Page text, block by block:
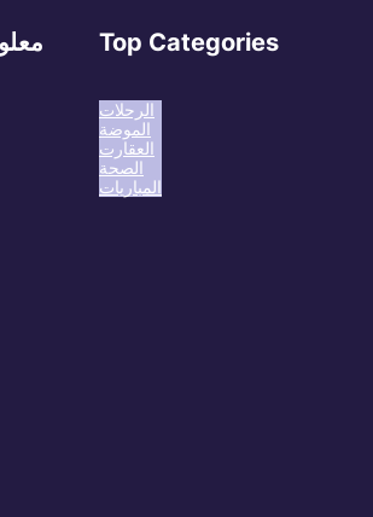
Top Categories
الرحلات
الموضة
العقارت
الصحة
المباريات